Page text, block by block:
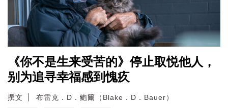
《你不是生来受苦的》停止取悦他人，
别为追寻幸福感到愧疚
撰文 布雷克．D．鮑爾（Blake．D．Bauer）